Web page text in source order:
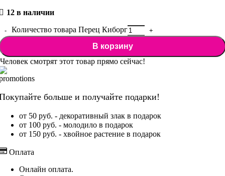
12 в наличии
Количество товара Перец Киборг
В корзину
Человек смотрят этот товар прямо сейчас!
больше и получайте подарки!
от 50 руб. - декоративный злак в подарок
от 100 руб. - молодило в подарок
от 150 руб. - хвойное растение в подарок
Оплата
Онлайн оплата.